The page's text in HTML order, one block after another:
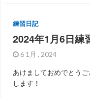
練習日記
2024年1月6日練
6 1月 , 2024
あけましておめでとう
します！